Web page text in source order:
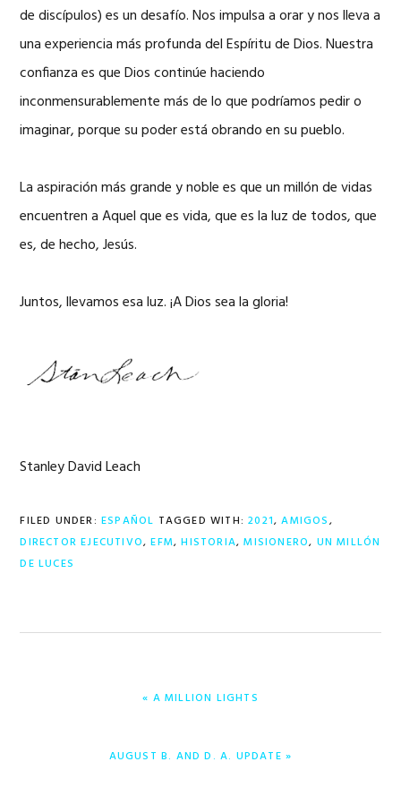
de discípulos) es un desafío. Nos impulsa a orar y nos lleva a
una experiencia más profunda del Espíritu de Dios. Nuestra
confianza es que Dios continúe haciendo
inconmensurablemente más de lo que podríamos pedir o
imaginar, porque su poder está obrando en su pueblo.
La aspiración más grande y noble es que un millón de vidas
encuentren a Aquel que es vida, que es la luz de todos, que
es, de hecho, Jesús.
Juntos, llevamos esa luz. ¡A Dios sea la gloria!
Stanley David Leach
FILED UNDER: ESPAÑOL TAGGED WITH:2021,AMIGOS,
DIRECTOR EJECUTIVO,EFM,HISTORIA,MISIONERO, UN MILLÓN
DE LUCES
PREVIOUS
« A MILLION LIGHTS
NEXT
AUGUST B. AND D. A. UPDATE »